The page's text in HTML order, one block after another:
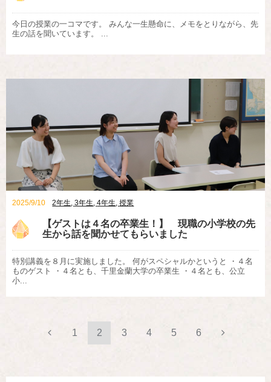
今日の授業の一コマです。 みんな一生懸命に、メモをとりながら、先
生の話を聞いています。 ...
2025/9/10 2年生,3年生,4年生,授業
【ゲストは４名の卒業生！】 現職の小学校の先
生から話を聞かせてもらいました
特別講義を８月に実施しました。 何がスペシャルかというと ・４名
ものゲスト ・４名とも、千里金蘭大学の卒業生 ・４名とも、公立
小...
1 2 3 4 5 6